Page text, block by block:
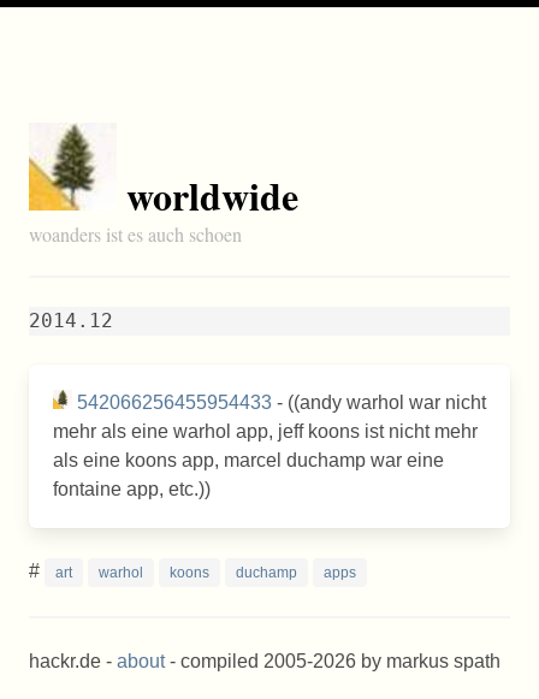
worldwide
woanders ist es auch schoen
2014.12
542066256455954433 - ((andy warhol war nicht
mehr als eine warhol app, jeff koons ist nicht mehr
als eine koons app, marcel duchamp war eine
fontaine app, etc.))
# art warhol koons duchamp apps
hackr.de - about- compiled 2005-2026 by markus spath